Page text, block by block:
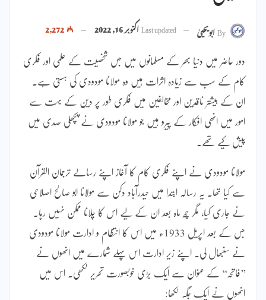
Byابویحییٰ Last updatedاکتوبر 16, 2022
دور حاضر میں دنیا بھر کے مسلمانوں میں جس شخصیت کے علمی اور فکری
کام کے سب سے زیادہ اثرات ہیں وہ مولانا مودودی کی ہستی ہے۔
ان کے بیشتر ناقدین اور مخالفین میں فکری طور پر دین کے بہت سے
امور میں انھی افکار کے پیرو ہیں جو مولانا مودودی نے پچھلی صدی میں
پیش کیے تھے۔
مولانا مودودی نے اپنے فکری کام کا آغاز اپنے رسالے ترجمان القرآن
سے کیا تھا۔ یہ رسالہ ابتدا میں حیدرآباد دکن سے مولانا ابو صالح اصلاحی
نے جاری کیا، مگر چھ ماہ بعد ان کے لیے اس کا چلانا ممکن نہیں رہا۔
جس کے بعد اپریل 1933ء میں اس کا انتظام و ادارت مولانا مودودی
نے سنبھال لی۔ اپنے زیر ادارت اس پہلے شمارے میں انھوں نے
’’فاتحہ‘‘ کے عنوان سے ایک بڑی خوبصورت تحریر لکھی۔ اس میں
انھوں نے ایک جگہ لکھا: